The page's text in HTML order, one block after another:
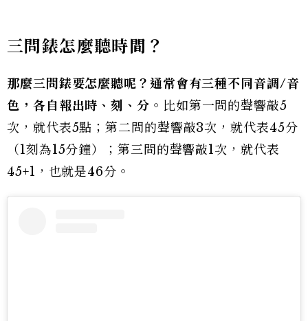
三問錶怎麼聽時間？
那麼三問錶要怎麼聽呢？通常會有三種不同音調/音
色，各自報出時、刻、分 。比如第一問的聲響敲5
次，就代表5點；第二問的聲響敲3次，就代表45分
（1刻為15分鐘）；第三問的聲響敲1次，就代表
45+1，也就是46分。